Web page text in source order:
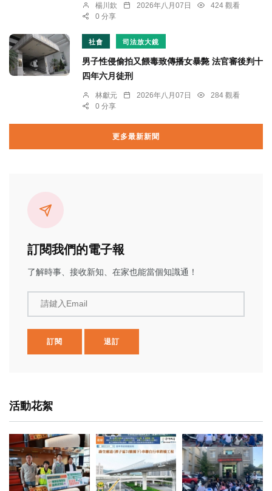
楊川欽 2026年八月07日
424 觀看
0 分享
社會 司法放大鏡
男子性侵偷拍又餵毒致傳播女暴斃 法官審後判十
四年六月徒刑
林獻元 2026年八月07日
284 觀看
0 分享
更多最新新聞
訂閱我們的電子報
了解時事、接收新知、在家也能當個知識通！
請鍵入Email
訂閱 退訂
活動花絮